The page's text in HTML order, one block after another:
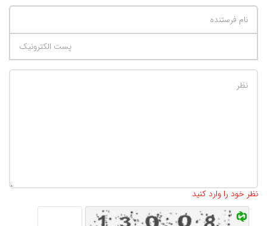
نظر خود را وارد کنید